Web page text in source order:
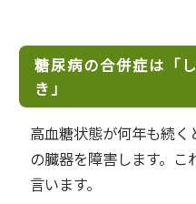
糖尿病の合併症は「
き」
高血糖状態が何年も続
の臓器を障害します。こ
言います。